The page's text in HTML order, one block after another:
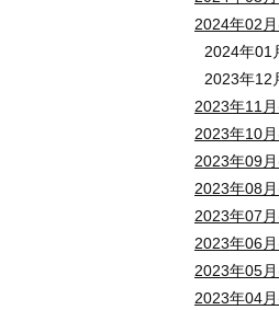
2024年02
2024年01
2023年12
2023年11
2023年10
2023年09
2023年08
2023年07
2023年06
2023年05
2023年04
「狭山市 産業労働センター」の北
セミナーのお申込み・お問い合わせ
☎ ０４－２９５８－５８５１
『 狭山市駅西口駐車場 』（
『 狭山市駅西口駐車場 』 は上記Ｍ
「狭山市 産業労働センター」の北
セミナーのお申込み・お問い合わせ
☎ ０４－２９５８－５８５１
ご参加お待ちしております。
『 狭山市駅西口駐車場 』
住宅・建築・不動産などを中心とし
● 賃貸トラブル事例と解決事例！
● 建替えのための立退き交渉
● 貸主借主の費用負担分について
会場参加のみならず、ライブ配信
● かしこく修繕費用を積み立てる方
会場参加のみならず、ライブ配信
ご自宅でも当セミナーをご視聴いた
途中退席も可能ですので、お気軽に
★★★「zoom」にて配信していま
「zoom」の動画配信サイトより、
ご自宅でも・移動中でも、スマホ